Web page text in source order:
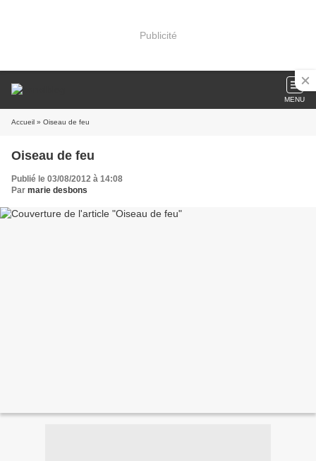
Publicité
MENU
Accueil » Oiseau de feu
Oiseau de feu
Publié le 03/08/2012 à 14:08
Par marie desbons